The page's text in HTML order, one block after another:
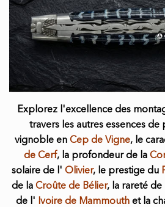
Explorez l'excellence des
travers les autres essences
vignoble en Cep de Vigne, le
de Cerf, la profondeur de la
solaire de l' Olivier, le prestige du
de la Croûte de Bélier, la rareté de
de l' Ivoire de Mammouthet la